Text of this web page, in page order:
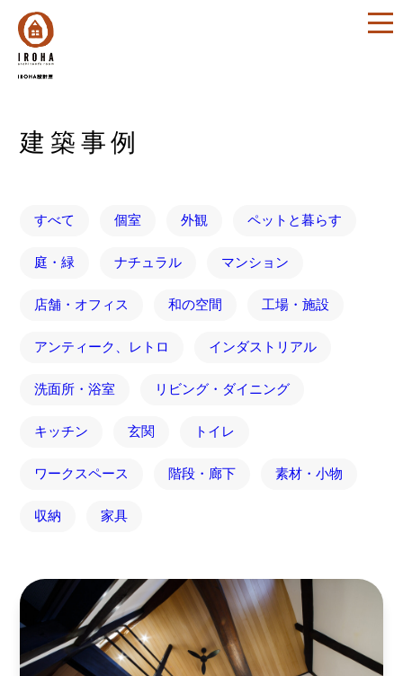
建築事例
すべて 個室 外観 ペットと暮らす
庭・緑 ナチュラル マンション
店舗・オフィス 和の空間 工場・施設
アンティーク、レトロ インダストリアル
洗面所・浴室 リビング・ダイニング
キッチン 玄関 トイレ
ワークスペース 階段・廊下 素材・小物
収納 家具